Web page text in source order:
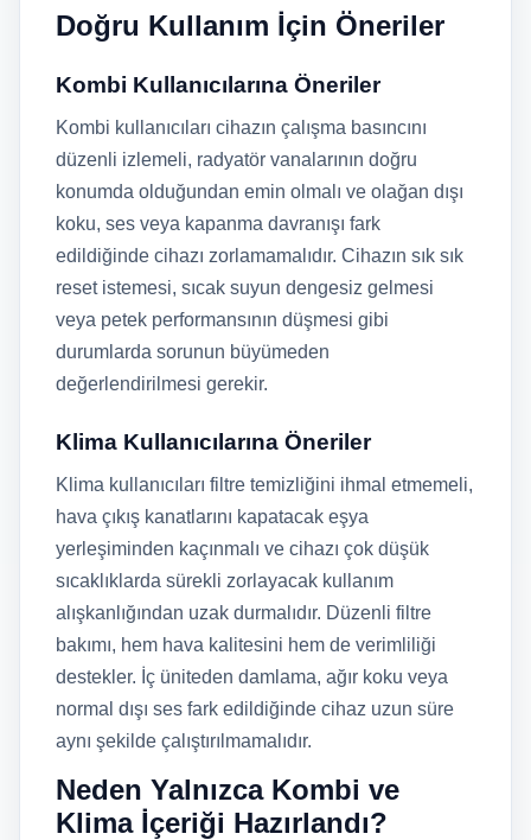
Doğru Kullanım İçin Öneriler
Kombi Kullanıcılarına Öneriler
Kombi kullanıcıları cihazın çalışma basıncını
düzenli izlemeli, radyatör vanalarının doğru
konumda olduğundan emin olmalı ve olağan dışı
koku, ses veya kapanma davranışı fark
edildiğinde cihazı zorlamamalıdır. Cihazın sık sık
reset istemesi, sıcak suyun dengesiz gelmesi
veya petek performansının düşmesi gibi
durumlarda sorunun büyümeden
değerlendirilmesi gerekir.
Klima Kullanıcılarına Öneriler
Klima kullanıcıları filtre temizliğini ihmal etmemeli,
hava çıkış kanatlarını kapatacak eşya
yerleşiminden kaçınmalı ve cihazı çok düşük
sıcaklıklarda sürekli zorlayacak kullanım
alışkanlığından uzak durmalıdır. Düzenli filtre
bakımı, hem hava kalitesini hem de verimliliği
destekler. İç üniteden damlama, ağır koku veya
normal dışı ses fark edildiğinde cihaz uzun süre
aynı şekilde çalıştırılmamalıdır.
Neden Yalnızca Kombi ve
Klima İçeriği Hazırlandı?